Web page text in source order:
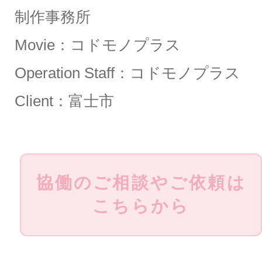
制作事務所
Movie：コドモノプラス
Operation Staff：コドモノプラス
Client：富士市
協働のご相談やご依頼は
こちらから